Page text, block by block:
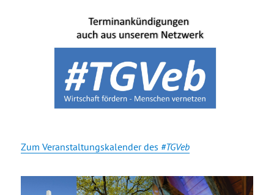
Zum Veranstaltungskalender des #TGVeb